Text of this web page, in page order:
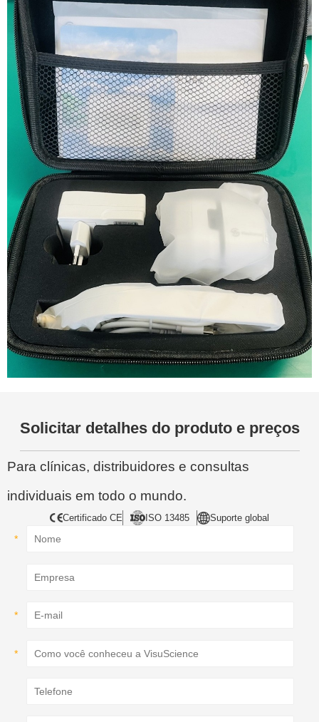
Solicitar detalhes do produto e preços
Para clínicas, distribuidores e consultas
individuais em todo o mundo.
Certificado CE ISO 13485 Suporte global